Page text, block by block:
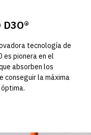
D3O®
tecnología de
es pionera en el
absorben los
conseguir la máxima